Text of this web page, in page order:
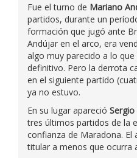
Fue el turno de Mariano
partidos, durante un
formación que jugó ante
Andújar en el arco, era
algo muy parecido a lo
definitivo. Pero la derrota
en el siguiente partido
ya no estuvo.
En su lugar apareció
tres últimos partidos de la
confianza de Maradona. El
titular a menos que ocurra